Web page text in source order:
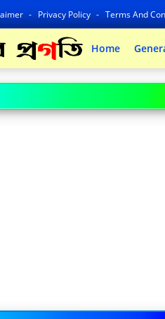
Privacy Policy Terms And
Home